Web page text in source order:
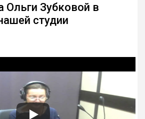
Ольги Зубковой в
студии